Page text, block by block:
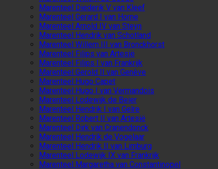
Marenteel Diederik V van Kleef
Marenteel Gerard I van Horne
Marenteel Arnold IV van Steyn
Marenteel Hendrik van Schotland
Marenteel Willem III van Bronckhorst
Marenteel Filips van Artesië
Marenteel Filips I van Frankrijk
Marenteel Gerold II van Genève
Marenteel Hugo Capet
Marenteel Hugo I van Vermandois
Marenteel Lodewijk de Beier
Marenteel Hendrik I van Gelre
Marenteel Robert II van Artesië
Marenteel Dirk van Cranendonck
Marenteel Hendrik de Vogelaar
Marenteel Hendrik II van Limburg
Marenteel Lodewijk IX van Frankrijk
Marenteel Margaretha van Constantinopel